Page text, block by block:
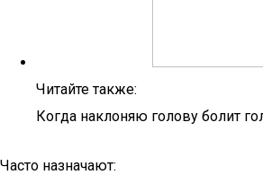
Читайте также:
Когда наклоняю голову болит
Часто назначают: